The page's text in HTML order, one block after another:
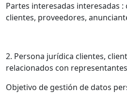
Partes interesadas interesadas
clientes, proveedores,
2. Persona jurídica clientes,
relacionados con representantes
Objetivo de gestión de datos